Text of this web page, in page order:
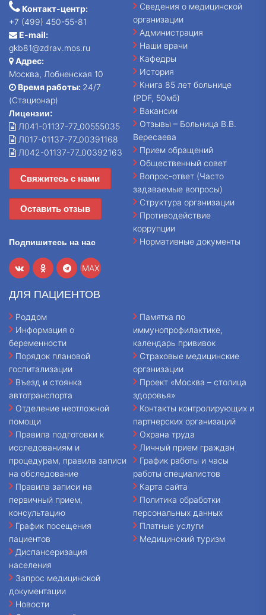
Контакт-центр:
+7 (499) 450-55-81
E-mail:
gkb81@zdrav.mos.ru
Адрес:
Москва, Лобненская 10
Время работы: 24/7
(Стационар)
Лицензии:
Л041-01137-77_00555035
Л017-01137-77_00391168
Л042-01137-77_00392163
Свяжитесь с нами
Оставить отзыв
Подпишитесь на нас
MAX
Сведения о медицинской
организации
Администрация
Наши врачи
Кафедры
История
Книга 85 лет больнице
(PDF, 50мб)
Вакансии
Отзывы – Больница В.В.
Вересаева
Прием обращений
Общественный совет
Вопрос-ответ (Часто
задаваемые вопросы)
Структура организации
Противодействие
коррупции
Нормативные документы
ДЛЯ ПАЦИЕНТОВ
Роддом
Информация о
беременности
Порядок плановой
госпитализации
Въезд и стоянка
автотранспорта
Отделение неотложной
помощи
Правила подготовки к
исследованиям и
процедурам, правила записи
на обследование
Правила записи на
первичный прием,
консультацию
График посещения
пациентов
Диспансеризация
населения
Запрос медицинской
документации
Новости
Памятка по
иммунопрофилактике,
календарь прививок
Страховые медицинские
организации
Проект «Москва – столица
здоровья»
Контакты контролирующих и
партнерских организаций
Охрана труда
Личный прием граждан
График работы и часы
работы специалистов
Карта сайта
Политика обработки
персональных данных
Платные услуги
Медицинский туризм